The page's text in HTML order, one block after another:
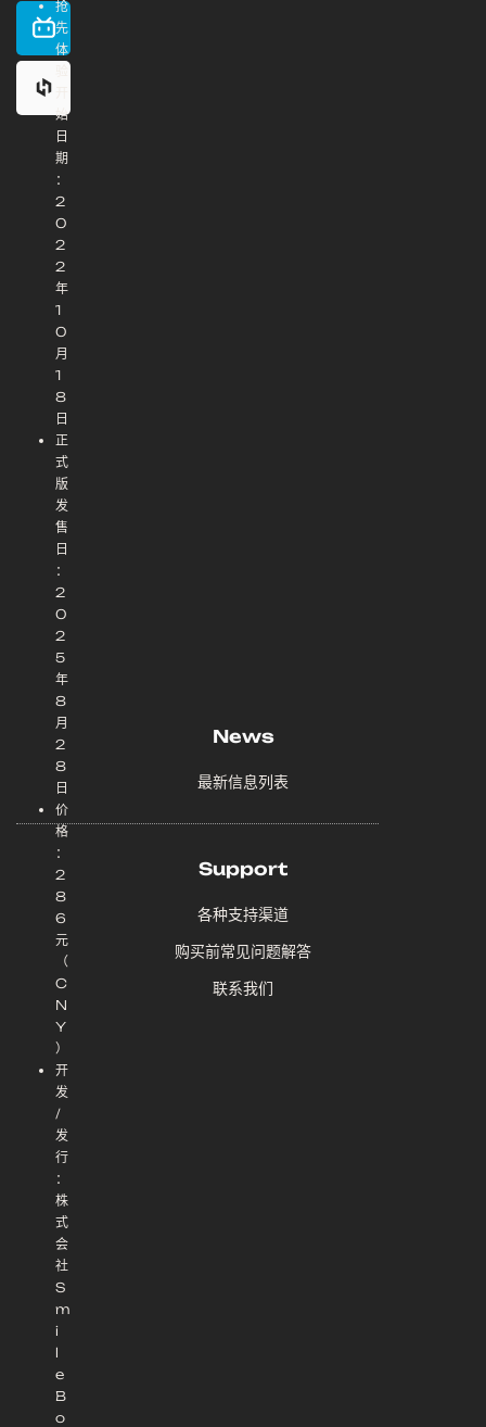
抢
先
体
始
日
期
：
2
0
2
2
年
1
0
月
1
8
日
正
式
版
发
售
日
：
2
0
2
5
年
8
月
2
8
日
价
格
：
2
8
6
元
（
C
N
Y
）
开
发
/
发
行
：
株
式
会
社
S
m
i
l
e
B
o
News
最新信息列表
Support
各种支持渠道
购买前常见问题解答
联系我们